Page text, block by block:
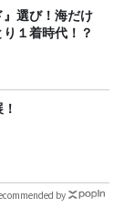
』選び！海だけ
１着時代！？
by